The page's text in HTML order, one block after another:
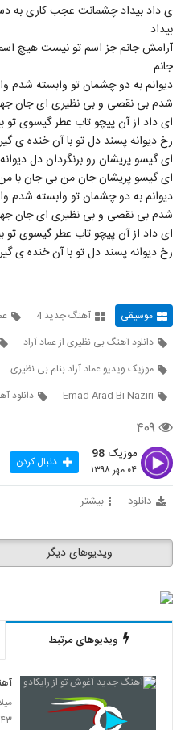
6433
6434
To
6435
موزیک
۲۰۴ بازدید
6436
دانلود
۲۴۵ بازدید
6437
آهنگ چله
۲۲۱ بازدید
6438 مجید
6439
موزیک
6440
۲۲۴ بازدید
موزیک
Kardi
موجا بند
دانلود
حیف شده
ی داد بیداد چشمانت عجب کاری به
بیداد
آرامش جانم جز اسم تو نیست هیچ
جانم
دیوانم به دو چشمان تو وابسته شدم
شدم بی نقصی و بی نظیری ای جان
ای داد از آن پیچو تاب عطر گیسوی تو
رخ دیوانه پسند دل تو با آن خنده ی
ای گیسو پریشان رو برنگردان دل
ای گیسو پریشان جان من بی جان با
دیوانم به دو چشمان تو وابسته شدم
شدم بی نقصی و بی نظیری ای جان
ای داد از آن پیچو تاب عطر گیسوی تو
رخ دیوانه پسند دل تو با آن خنده ی
موسیقی آهنگ جدید 4
دانلود آهنگ بی نظیری از عماد آراد
موزیک ویدیو عماد آراد بنام بی نظیری
Emad Arad Bi Naziri
دانلود
۴۰۹
موزیک 98
۰۴ مهر ۱۳۹۸ دنبال کردن
دانلود بیشتر
ویدیوهای دیگر
ویدیوهای مرتبط
۶۴۳